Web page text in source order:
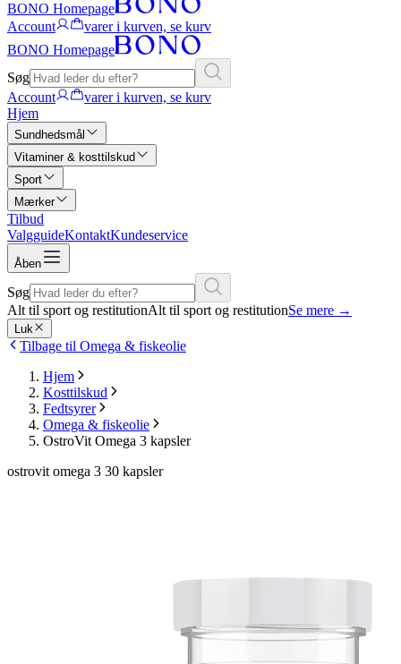
BONO Homepage
Account
varer i kurven, se kurv
BONO Homepage
Søg
Account
varer i kurven, se kurv
Hjem
Sundhedsmål
Vitaminer & kosttilskud
Sport
Mærker
Tilbud
ValgguideKontaktKundeservice
Åben
Søg
Alt til sport og restitutionAlt til sport og restitutionSe mere →
Luk
Tilbage til Omega & fiskeolie
Hjem
Kosttilskud
Fedtsyrer
Omega & fiskeolie
OstroVit Omega 3 kapsler
ostrovit omega 3 30 kapsler